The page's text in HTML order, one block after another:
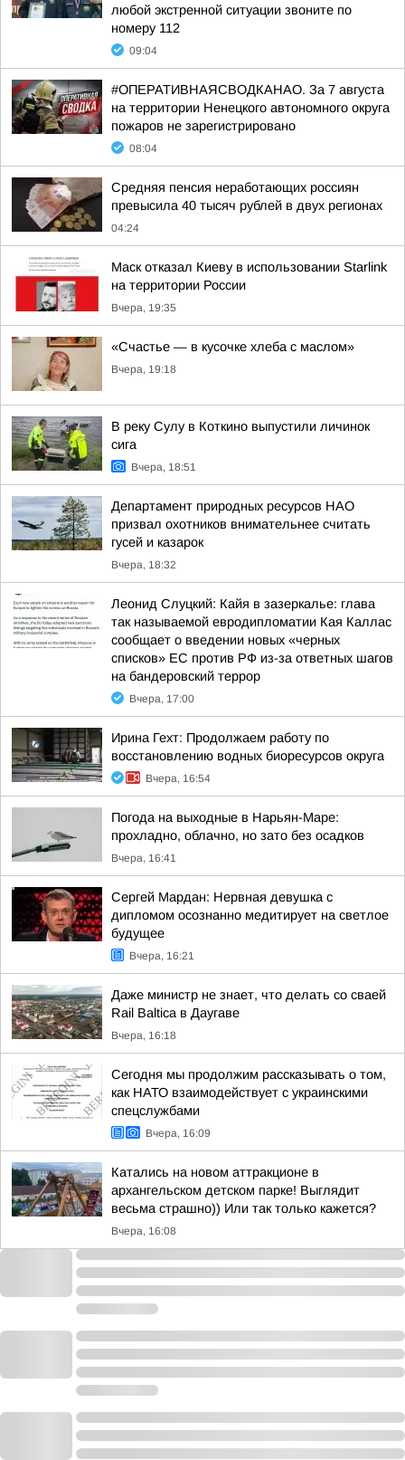
любой экстренной ситуации звоните по
номеру 112
09:04
#ОПЕРАТИВНАЯСВОДКАНАО. За 7 августа
на территории Ненецкого автономного округа
пожаров не зарегистрировано
08:04
Средняя пенсия неработающих россиян
превысила 40 тысяч рублей в двух регионах
04:24
Маск отказал Киеву в использовании Starlink
на территории России
Вчера, 19:35
«Счастье — в кусочке хлеба с маслом»
Вчера, 19:18
В реку Сулу в Коткино выпустили личинок
сига
Вчера, 18:51
Департамент природных ресурсов НАО
призвал охотников внимательнее считать
гусей и казарок
Вчера, 18:32
Леонид Слуцкий: Кайя в зазеркалье: глава
так называемой евродипломатии Кая Каллас
сообщает о введении новых «черных
списков» ЕС против РФ из-за ответных шагов
на бандеровский террор
Вчера, 17:00
Ирина Гехт: Продолжаем работу по
восстановлению водных биоресурсов округа
Вчера, 16:54
Погода на выходные в Нарьян-Маре:
прохладно, облачно, но зато без осадков
Вчера, 16:41
Сергей Мардан: Нервная девушка с
дипломом осознанно медитирует на светлое
будущее
Вчера, 16:21
Даже министр не знает, что делать со сваей
Rail Baltica в Даугаве
Вчера, 16:18
Сегодня мы продолжим рассказывать о том,
как НАТО взаимодействует с украинскими
спецслужбами
Вчера, 16:09
Катались на новом аттракционе в
архангельском детском парке! Выглядит
весьма страшно)) Или так только кажется?
Вчера, 16:08